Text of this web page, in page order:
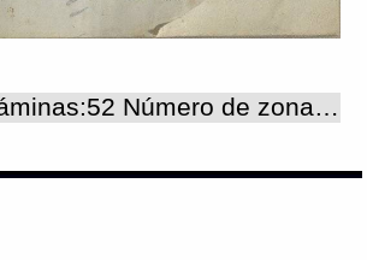
Número de láminas:52 Número de zonas:52